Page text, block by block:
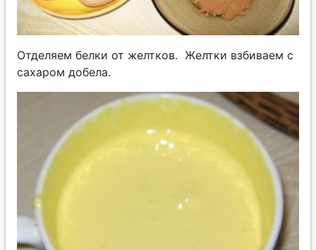
Отделяем белки от желтков. Желтки взбиваем с
сахаром добела.